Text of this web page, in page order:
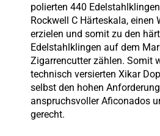
polierten 440
Rockwell C Härteskala, einen
erzielen und somit zu den
Edelstahlklingen auf dem
Zigarrencutter zählen. Somit
technisch versierten Xikar
selbst den hohen
anspruchsvoller Aficonados
gerecht.